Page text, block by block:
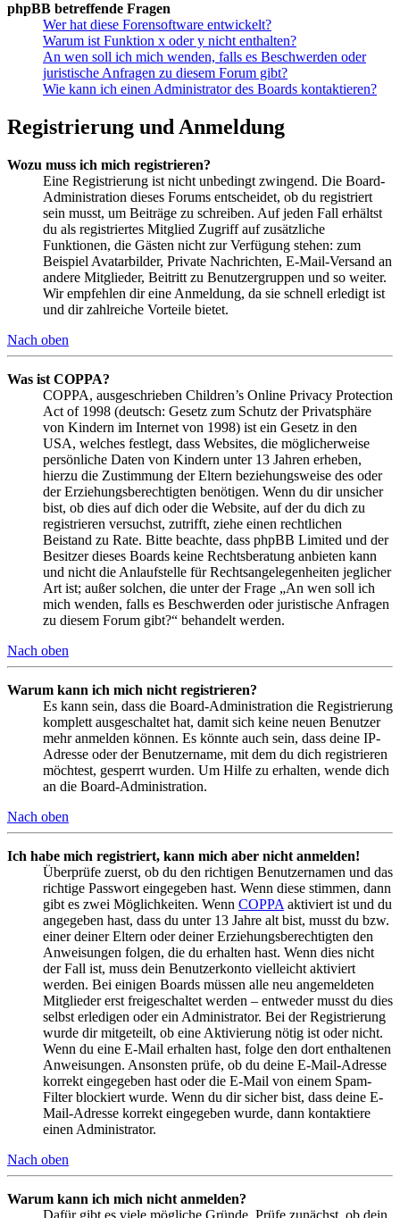
phpBB betreffende Fragen
Wer hat diese Forensoftware entwickelt?
Warum ist Funktion x oder y nicht enthalten?
An wen soll ich mich wenden, falls es Beschwerden oder
juristische Anfragen zu diesem Forum gibt?
Wie kann ich einen Administrator des Boards kontaktieren?
Registrierung und Anmeldung
Wozu muss ich mich registrieren?
Eine Registrierung ist nicht unbedingt zwingend. Die Board-
Administration dieses Forums entscheidet, ob du registriert
sein musst, um Beiträge zu schreiben. Auf jeden Fall erhältst
du als registriertes Mitglied Zugriff auf zusätzliche
Funktionen, die Gästen nicht zur Verfügung stehen: zum
Beispiel Avatarbilder, Private Nachrichten, E-Mail-Versand an
andere Mitglieder, Beitritt zu Benutzergruppen und so weiter.
Wir empfehlen dir eine Anmeldung, da sie schnell erledigt ist
und dir zahlreiche Vorteile bietet.
Nach oben
Was ist COPPA?
COPPA, ausgeschrieben Children’s Online Privacy Protection
Act of 1998 (deutsch: Gesetz zum Schutz der Privatsphäre
von Kindern im Internet von 1998) ist ein Gesetz in den
USA, welches festlegt, dass Websites, die möglicherweise
persönliche Daten von Kindern unter 13 Jahren erheben,
hierzu die Zustimmung der Eltern beziehungsweise des oder
der Erziehungsberechtigten benötigen. Wenn du dir unsicher
bist, ob dies auf dich oder die Website, auf der du dich zu
registrieren versuchst, zutrifft, ziehe einen rechtlichen
Beistand zu Rate. Bitte beachte, dass phpBB Limited und der
Besitzer dieses Boards keine Rechtsberatung anbieten kann
und nicht die Anlaufstelle für Rechtsangelegenheiten jeglicher
Art ist; außer solchen, die unter der Frage „An wen soll ich
mich wenden, falls es Beschwerden oder juristische Anfragen
zu diesem Forum gibt?“ behandelt werden.
Nach oben
Warum kann ich mich nicht registrieren?
Es kann sein, dass die Board-Administration die Registrierung
komplett ausgeschaltet hat, damit sich keine neuen Benutzer
mehr anmelden können. Es könnte auch sein, dass deine IP-
Adresse oder der Benutzername, mit dem du dich registrieren
möchtest, gesperrt wurden. Um Hilfe zu erhalten, wende dich
an die Board-Administration.
Nach oben
Ich habe mich registriert, kann mich aber nicht anmelden!
Überprüfe zuerst, ob du den richtigen Benutzernamen und das
richtige Passwort eingegeben hast. Wenn diese stimmen, dann
gibt es zwei Möglichkeiten. Wenn COPPA aktiviert ist und du
angegeben hast, dass du unter 13 Jahre alt bist, musst du bzw.
einer deiner Eltern oder deiner Erziehungsberechtigten den
Anweisungen folgen, die du erhalten hast. Wenn dies nicht
der Fall ist, muss dein Benutzerkonto vielleicht aktiviert
werden. Bei einigen Boards müssen alle neu angemeldeten
Mitglieder erst freigeschaltet werden – entweder musst du dies
selbst erledigen oder ein Administrator. Bei der Registrierung
wurde dir mitgeteilt, ob eine Aktivierung nötig ist oder nicht.
Wenn du eine E-Mail erhalten hast, folge den dort enthaltenen
Anweisungen. Ansonsten prüfe, ob du deine E-Mail-Adresse
korrekt eingegeben hast oder die E-Mail von einem Spam-
Filter blockiert wurde. Wenn du dir sicher bist, dass deine E-
Mail-Adresse korrekt eingegeben wurde, dann kontaktiere
einen Administrator.
Nach oben
Warum kann ich mich nicht anmelden?